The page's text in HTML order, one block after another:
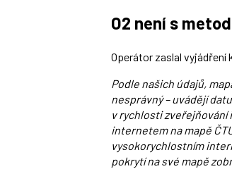
O2 není s
Operátor zaslal vyjádření
Podle našich údajů,
nesprávný – uvádějí
v rychlosti zveřejňování
internetem na mapě
vysokorychlostním
pokrytí na své mapě